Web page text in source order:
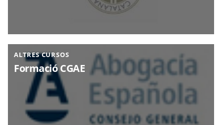
ALTRES CURSOS
Formació CGAE